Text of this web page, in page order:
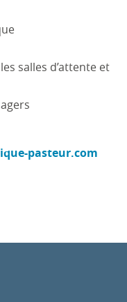
salles d’attente et
pasteur.com